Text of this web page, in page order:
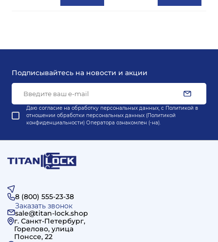
Подписывайтесь на новости и акции
Даю согласие на обработку персональных данных, с Политикой в
отношении обработки персональных данных (Политикой
конфиденциальности) Оператора ознакомлен (-на).
8 (800) 555-23-38
Заказать звонок
sale@titan-lock.shop
г. Санкт-Петербург,
Горелово, улица
Понссе, 22